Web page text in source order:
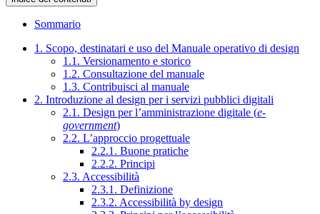
Sommario
1. Scopo, destinatari e uso del Manuale operativo di design
1.1. Versionamento e storico
1.2. Consultazione del manuale
1.3. Contribuisci al manuale
2. Introduzione al design per i servizi pubblici digitali
2.1. Design per l’amministrazione digitale (e-
government)
2.2. L’approccio progettuale
2.2.1. Buone pratiche
2.2.2. Principi
2.3. Accessibilità
2.3.1. Definizione
2.3.2. Accessibilità by design